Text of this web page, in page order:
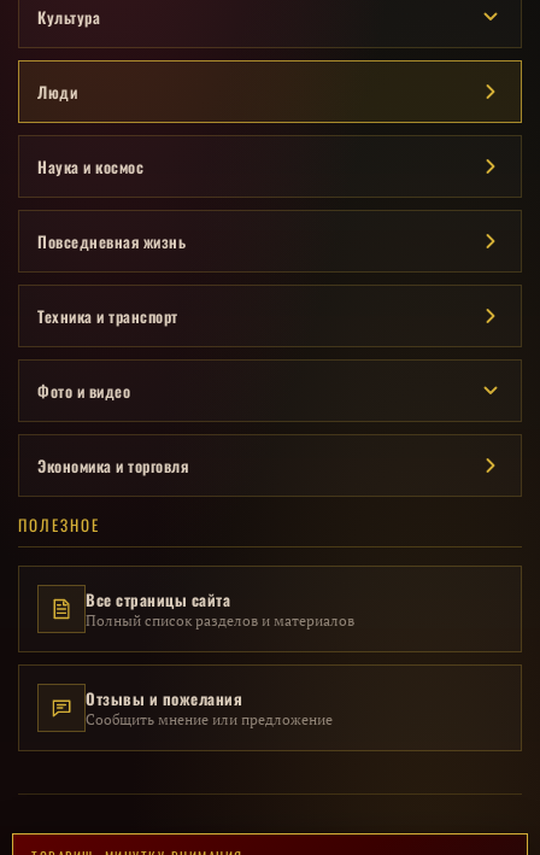
Культура
Люди
Наука и космос
Повседневная жизнь
Техника и транспорт
Фото и видео
Экономика и торговля
ПОЛЕЗНОЕ
Все страницы сайта
Полный список разделов и материалов
Отзывы и пожелания
Сообщить мнение или предложение